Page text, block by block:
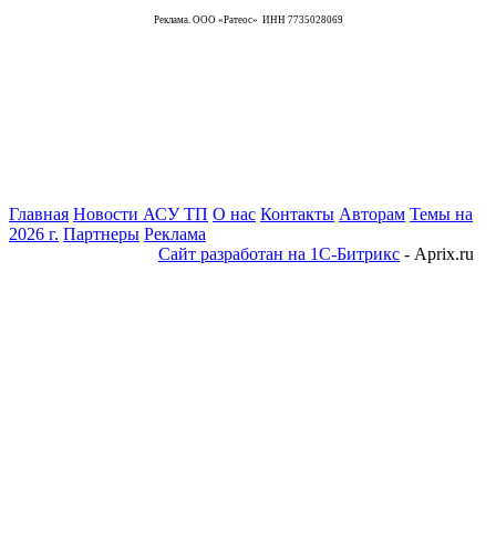
Реклама. ООО «Ратеос» ИНН 7735028069
Главная Новости АСУ ТП О нас Контакты Авторам Темы на
2026 г. Партнеры Реклама
Сайт разработан на 1С-Битрикс - Aprix.ru